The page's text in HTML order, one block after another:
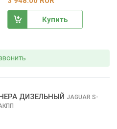
Купить
ДИЗЕЛЬНЫЙ JAGUAR S-